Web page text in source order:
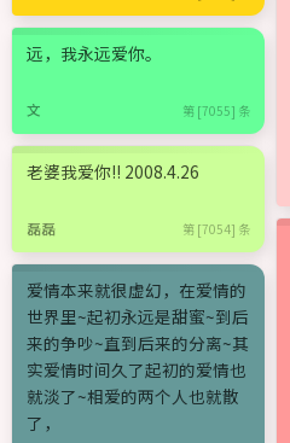
远，我永远爱你。
文 第 [7055] 条
老婆我爱你!! 2008.4.26
磊磊 第 [7054] 条
爱情本来就很虚幻，在爱情的
世界里~起初永远是甜蜜~到后
来的争吵~直到后来的分离~其
实爱情时间久了起初的爱情也
就淡了~相爱的两个人也就散
了，